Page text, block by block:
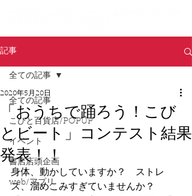
記事
全ての記事
こびと百貨店/POPUP
イベント
書店店頭企画
web/アプリ
全ての記事
「おうちで踊ろう！こび
とビート」コンテスト結果
発表！！
2020年5月20日
身体、動かしていますか？　ストレ
ス、溜めこみすぎていませんか？